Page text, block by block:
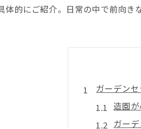
体的にご紹介。日常の中で前向き
ガーデン
造園
ガー